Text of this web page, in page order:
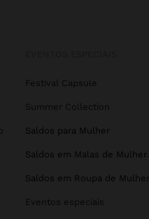
Festival Capsule
Summer Collection
Saldos para Mulher
Saldos em Malas de Mulher
Saldos em Roupa de Mulher
Eventos especiais